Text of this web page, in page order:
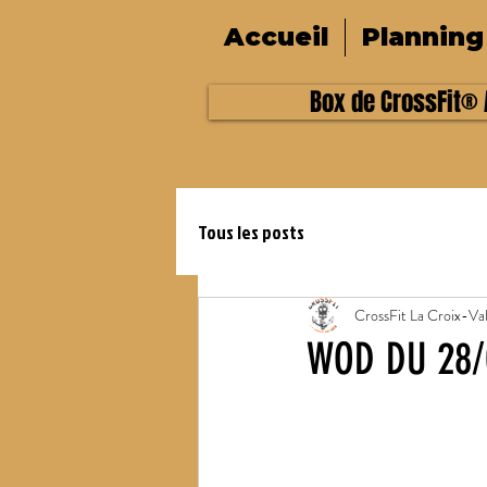
Accueil Planning
Box de CrossFit®
Tous les posts
WOD DU
CrossFit La Croix-